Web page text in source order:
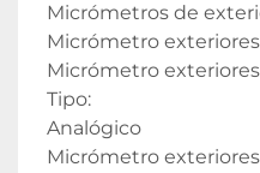
Micrómetros de
Micrómetro exteriores
Micrómetro exteriores
Tipo:
Analógico
Micrómetro exteriores